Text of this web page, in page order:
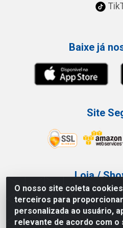
O nosso site coleta
terceiros para
personalizada ao usuário,
relevante de acordo com
Baixe já
Site
Loja /
Tel.: (11)
Av Vautier, 587/597 -